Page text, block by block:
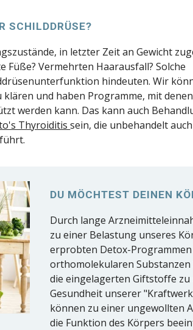
SCHILDDRÜSE?
in letzter Zeit an Gewicht
Füße? Vermehrten Haarausfall? Solche
hindeuten. Wir
und haben Programme, mit
werden kann. Das kann auch
Thyroiditissein, die unbehandelt
DU MÖCHTEST DEINEN
Durch lange
zu einer Belastung unseres
erprobten Detox-
orthomolekularen Substanzen
die eingelagerten Giftstoffe
Gesundheit unserer
können zu einer ungewollten
die Funktion des Körpers